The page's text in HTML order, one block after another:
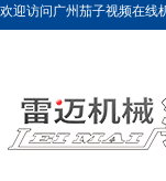
欢迎访问广州茄子视频在线